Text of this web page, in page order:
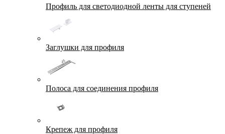
Профиль для светодиодной ленты для ступеней
Заглушки для профиля
Полоса для соединения профиля
Крепеж для профиля